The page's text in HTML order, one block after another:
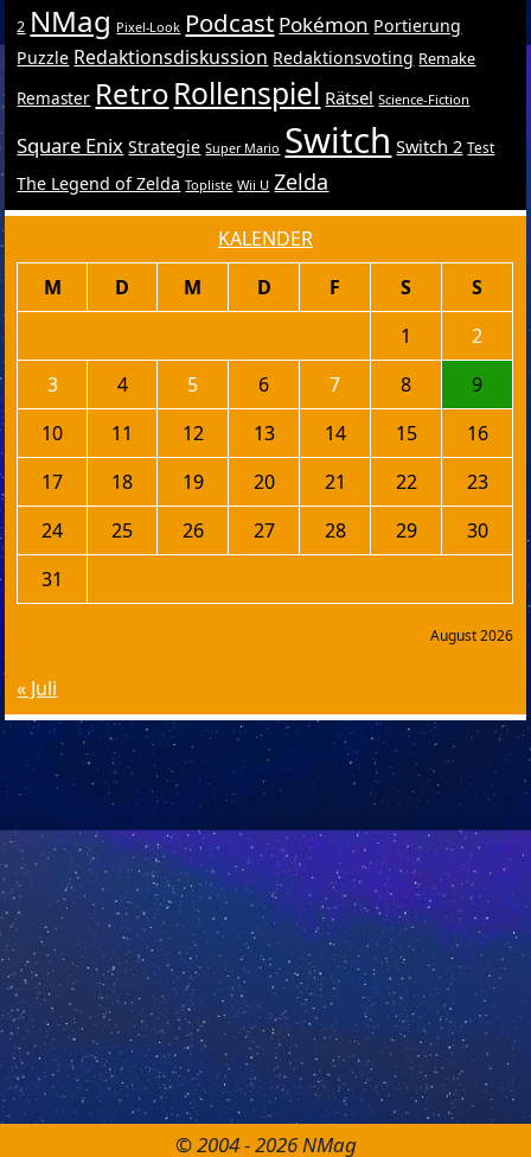
2 NMag Pixel-Look Podcast Pokémon Portierung
Puzzle Redaktionsdiskussion Redaktionsvoting Remake
Remaster RetroRollenspiel Rätsel Science-Fiction
Square Enix Strategie Super Mario Switch Switch 2 Test
The Legend of Zelda Topliste Wii U Zelda
KALENDER
August 2026
M D M D F S
S
1
2
3
4 5 6 7 8
9
10
11 12 13 14 15
16
17
18 19 20 21 22
23
24
25 26 27 28 29
30
31
« Juli
© 2004 - 2026 NMag